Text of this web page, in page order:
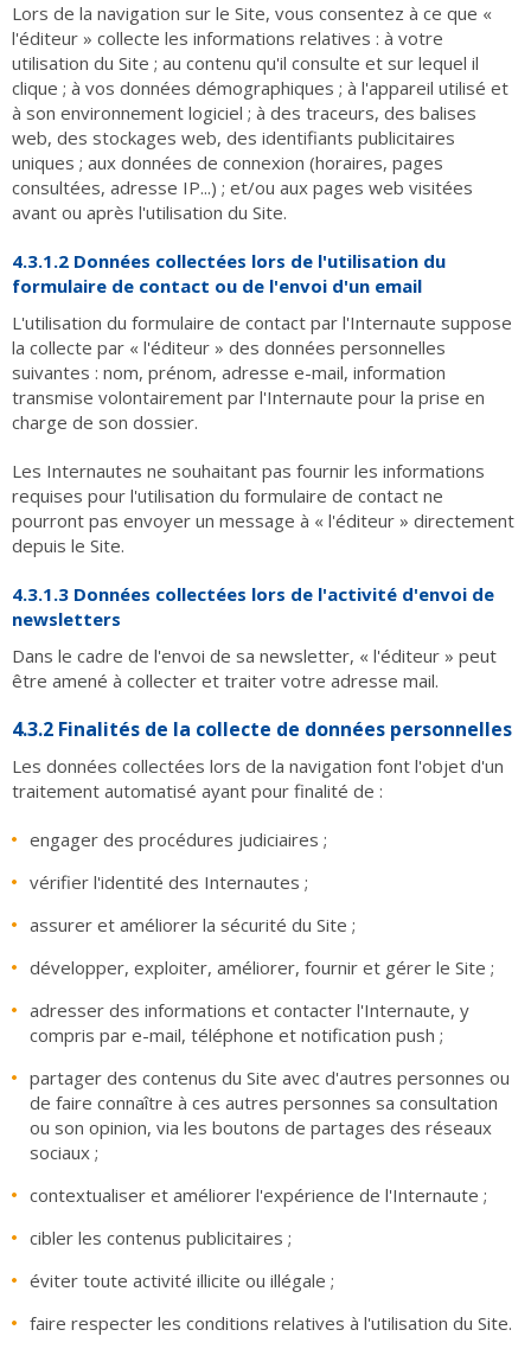
Lors de la navigation sur le Site, vous consentez à ce que «
l'éditeur » collecte les informations relatives : à votre
utilisation du Site ; au contenu qu'il consulte et sur lequel il
clique ; à vos données démographiques ; à l'appareil utilisé et
à son environnement logiciel ; à des traceurs, des balises
web, des stockages web, des identifiants publicitaires
uniques ; aux données de connexion (horaires, pages
consultées, adresse IP...) ; et/ou aux pages web visitées
avant ou après l'utilisation du Site.
4.3.1.2 Données collectées lors de l'utilisation du
formulaire de contact ou de l'envoi d'un email
L'utilisation du formulaire de contact par l'Internaute suppose
la collecte par « l'éditeur » des données personnelles
suivantes : nom, prénom, adresse e-mail, information
transmise volontairement par l'Internaute pour la prise en
charge de son dossier.
Les Internautes ne souhaitant pas fournir les informations
requises pour l'utilisation du formulaire de contact ne
pourront pas envoyer un message à « l'éditeur » directement
depuis le Site.
4.3.1.3 Données collectées lors de l'activité d'envoi de
newsletters
Dans le cadre de l'envoi de sa newsletter, « l'éditeur » peut
être amené à collecter et traiter votre adresse mail.
4.3.2 Finalités de la collecte de données personnelles
Les données collectées lors de la navigation font l'objet d'un
traitement automatisé ayant pour finalité de :
engager des procédures judiciaires ;
vérifier l'identité des Internautes ;
assurer et améliorer la sécurité du Site ;
développer, exploiter, améliorer, fournir et gérer le Site ;
adresser des informations et contacter l'Internaute, y
compris par e-mail, téléphone et notification push ;
partager des contenus du Site avec d'autres personnes ou
de faire connaître à ces autres personnes sa consultation
ou son opinion, via les boutons de partages des réseaux
sociaux ;
contextualiser et améliorer l'expérience de l'Internaute ;
cibler les contenus publicitaires ;
éviter toute activité illicite ou illégale ;
faire respecter les conditions relatives à l'utilisation du Site.